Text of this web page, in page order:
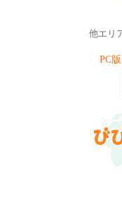
他エリ
PC版